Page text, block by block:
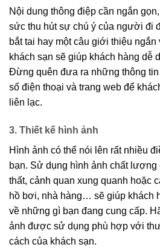
Nội dung thông điệp cần ngắn
sức thu hút sự chú ý của người đi
bắt tai hay một câu giới thiệu ngắn
khách sạn sẽ giúp khách hàng dễ
Đừng quên đưa ra những thông
số điện thoại và trang web để
liên lạc.
3. Thiết kế hình ảnh
Hình ảnh có thể nói lên rất nhiều
bạn. Sử dụng hình ảnh chất lượng
thất, cảnh quan xung quanh hoặc
hồ bơi, nhà hàng… sẽ giúp khách
về những gì bạn đang cung cấp.
ảnh được sử dụng phù hợp với
cách của khách sạn.